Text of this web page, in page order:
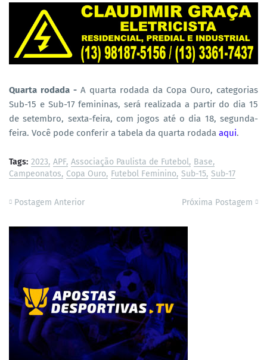
Quarta rodada - A quarta rodada da Copa Ouro, categorias
Sub-15 e Sub-17 femininas, será realizada a partir do dia 15
de setembro, sexta-feira, com jogos até o dia 18, segunda-
feira. Você pode conferir a tabela da quarta rodada aqui.
Tags: 2023 APF Associação Paulista de Futebol Base
Campeonatos Copa Ouro Futebol Feminino Sub-15 Sub-17
Postagem Anterior Próxima Postagem